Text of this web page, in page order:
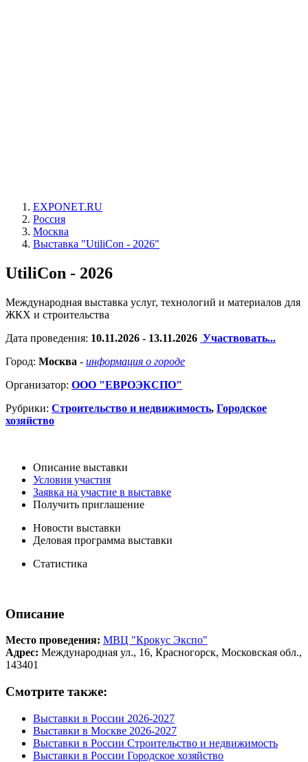
EXPONET.RU
Россия
Москва
Выставка "UtiliCon - 2026"
UtiliCon - 2026
Международная выставка услуг, технологий и материалов для
ЖКХ и строительства
Дата проведения: 10.11.2026 - 13.11.2026 Участвовать...
Город: Москва - информация о городе
Организатор: ООО "ЕВРОЭКСПО"
Рубрики: Строительство и недвижимость, Городское
хозяйство
Описание выставки
Условия участия
Заявка на участие в выставке
Получить приглашение
Новости выставки
Деловая программа выставки
Статистика
Описание
Место проведения: МВЦ "Крокус Экспо"
Адрес: Международная ул., 16, Красногорск, Московская обл.,
143401
Смотрите также:
Выставки в России 2026-2027
Выставки в Москве 2026-2027
Выставки в России Строительство и недвижимость
Выставки в России Городское хозяйство